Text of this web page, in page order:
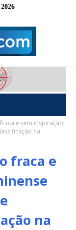
e sem inspiração,
na
fraca e
na